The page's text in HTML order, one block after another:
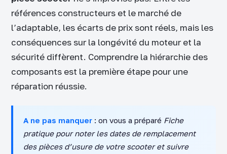
références constructeurs et le marché de
l’adaptable, les écarts de prix sont réels, mais les
conséquences sur la longévité du moteur et la
sécurité diffèrent. Comprendre la hiérarchie des
composants est la première étape pour une
réparation réussie.
A ne pas manquer : on vous a préparé Fiche
pratique pour noter les dates de remplacement
des pièces d’usure de votre scooter et suivre